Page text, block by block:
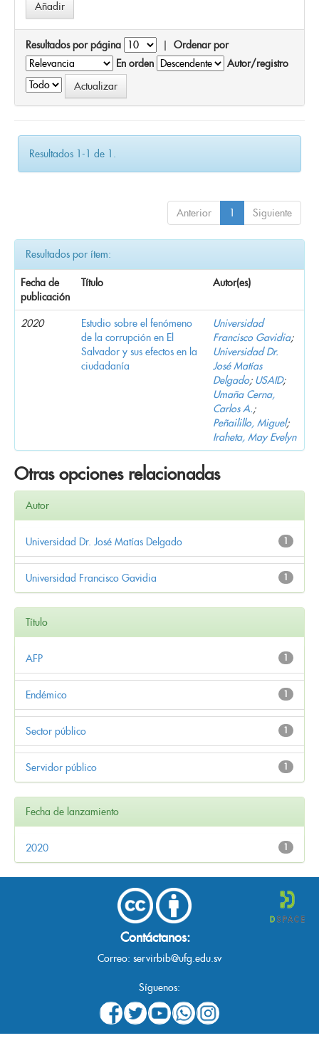
Resultados por página | Ordenar por
En orden
Autor/registro
Resultados 1-1 de 1.
Anterior 1 Siguiente
Resultados por ítem:
Fecha de
publicación
Título Autor(es)
2020
Estudio sobre el fenómeno
de la corrupción en El
Salvador y sus efectos en la
ciudadanía
Universidad
Francisco Gavidia;
Universidad Dr.
José Matías
Delgado; USAID;
Umaña Cerna,
Carlos A.;
Peñailillo, Miguel;
Iraheta, May Evelyn
Otras opciones relacionadas
Autor
1
Universidad Dr. José Matías Delgado
1
Universidad Francisco Gavidia
Título
1
AFP
1
Endémico
1
Sector público
1
Servidor público
Fecha de lanzamiento
1
2020
Contáctanos:
Correo: servirbib@ufg.edu.sv
Síguenos: